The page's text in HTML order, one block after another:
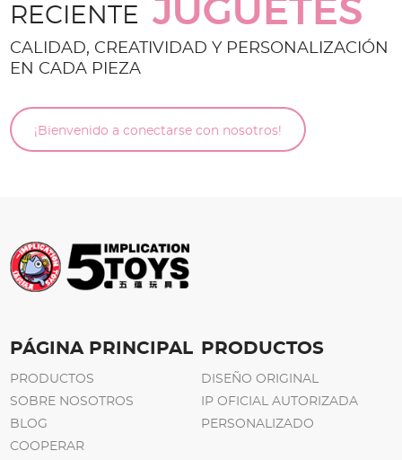
RECIENTE
JUGUETES
CALIDAD, CREATIVIDAD Y PERSONALIZACIÓN
EN CADA PIEZA
¡Bienvenido a conectarse con nosotros!
PÁGINA PRINCIPAL
PRODUCTOS
SOBRE NOSOTROS
BLOG
COOPERAR
PRODUCTOS
DISEÑO ORIGINAL
IP OFICIAL AUTORIZADA
PERSONALIZADO